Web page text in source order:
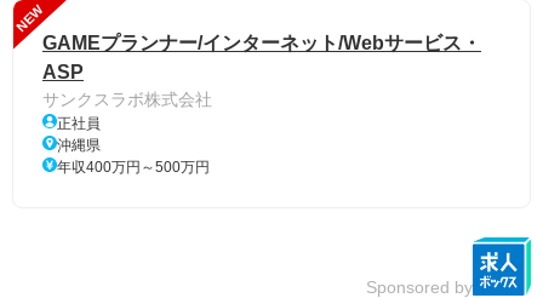
NEW
GAMEプランナー/インターネット/Webサービス・
ASP
サンクスラボ株式会社
正社員
沖縄県
年収400万円～500万円
Sponsored by